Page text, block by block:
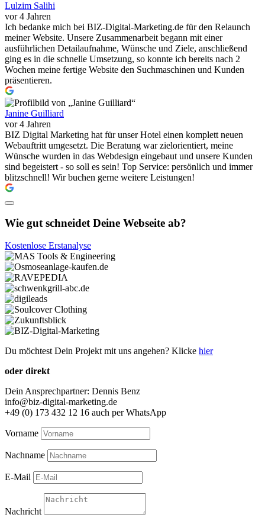
Lulzim Salihi
vor 4 Jahren
Ich bedanke mich bei BIZ-Digital-Marketing.de für den Relaunch
meiner Website. Unsere Zusammenarbeit begann mit einer
ausführlichen Detailaufnahme, Wünsche und Ziele, anschließend
ging es in die schnelle Umsetzung, so konnte ich bereits nach 2
Wochen meine fertige Website den Suchmaschinen und Kunden
präsentieren.
Janine Guilliard
vor 4 Jahren
BIZ Digital Marketing hat für unser Hotel einen komplett neuen
Webauftritt umgesetzt. Die Beratung war zielorientiert, meine
Wünsche wurden in das Webdesign eingebaut und unsere Kunden
sind begeistert - so soll es sein! Top Service: persönlich und immer
blitzschnell! Wir buchen gerne weitere Leistungen!
Wie gut schneidet Deine Webseite ab?
Kostenlose Erstanalyse
Du möchtest Dein Projekt mit uns angehen? Klicke hier
oder direkt
Dein Ansprechpartner: Dennis Benz
info@biz-digital-marketing.de
+49 (0) 173 432 12 16 auch per WhatsApp
Vorname
Nachname
E-Mail
Nachricht